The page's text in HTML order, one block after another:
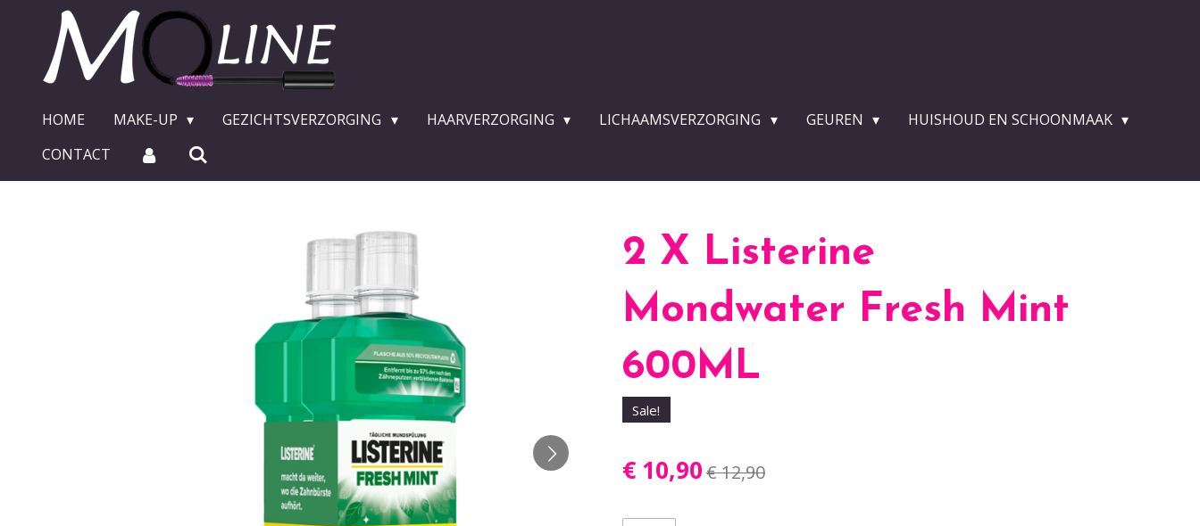
hoofdinhoud
HOME MAKE-UP GEZICHTSVERZORGING HAARVERZORGING LICHAAMSVERZORGING GEUREN
HUISHOUD EN SCHOONMAAK
CONTACT
2 X Listerine
Mondwater Fresh Mint
600ML
Sale!
€ 10,90€ 12,90